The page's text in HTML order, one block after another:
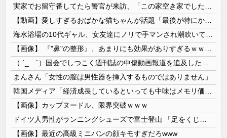
まんさん「女性の膣は男性器を挿入するものではありません」
【画像】カップヌードル、限界突破ｗｗｗ
【画像】最近の高級ミニバンの顔キモすぎだろwww